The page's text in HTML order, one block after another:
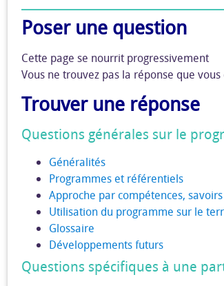
Poser une question
Cette page se nourrit progressivement
Vous ne trouvez pas la réponse que
Trouver une réponse
Questions générales sur le
Généralités
Programmes et référentiels
Approche par compétences,
Utilisation du programme sur le
Glossaire
Développements futurs
Questions spécifiques à une